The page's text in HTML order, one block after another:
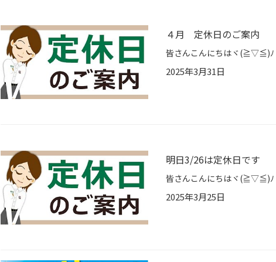
４月 定休日のご案内
2025年3月31日
明日3/26は定休日です
2025年3月25日